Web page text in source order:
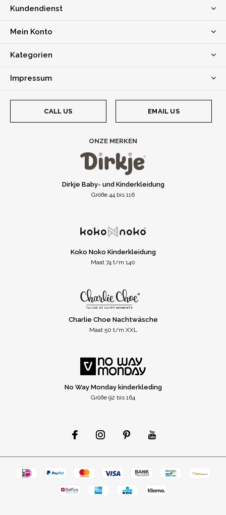
Kundendienst
Mein Konto
Kategorien
Impressum
CALL US EMAIL US
ONZE MERKEN
Dirkje Baby- und Kinderkleidung
Größe 44 bis 116
Koko Noko Kinderkleidung
Maat 74 t/m 140
Charlie Choe Nachtwäsche
Maat 50 t/m XXL
No Way Monday kinderkleding
Größe 92 bis 164